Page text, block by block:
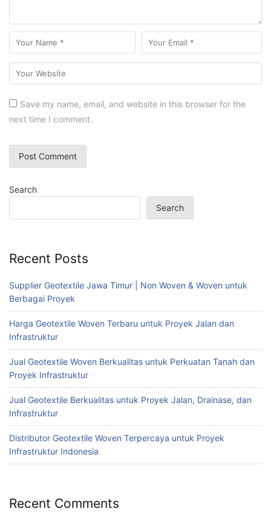
Save my name, email, and website in this browser for the
next time I comment.
Search
Search
Recent Posts
Supplier Geotextile Jawa Timur | Non Woven & Woven untuk
Berbagai Proyek
Harga Geotextile Woven Terbaru untuk Proyek Jalan dan
Infrastruktur
Jual Geotextile Woven Berkualitas untuk Perkuatan Tanah dan
Proyek Infrastruktur
Jual Geotextile Berkualitas untuk Proyek Jalan, Drainase, dan
Infrastruktur
Distributor Geotextile Woven Terpercaya untuk Proyek
Infrastruktur Indonesia
Recent Comments